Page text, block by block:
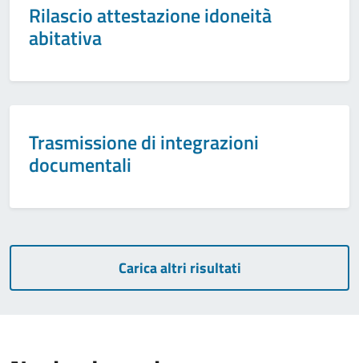
Rilascio attestazione idoneità
abitativa
Trasmissione di integrazioni
documentali
Carica altri risultati